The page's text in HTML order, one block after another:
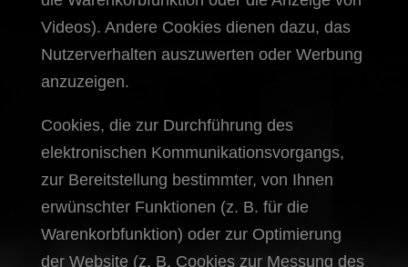
Videos). Andere Cookies dienen dazu, das
Nutzerverhalten auszuwerten oder Werbung
anzuzeigen.
Cookies, die zur Durchführung des
elektronischen Kommunikationsvorgangs,
zur Bereitstellung bestimmter, von Ihnen
erwünschter Funktionen (z. B. für die
Warenkorbfunktion) oder zur Optimierung
der Website (z. B. Cookies zur Messung des